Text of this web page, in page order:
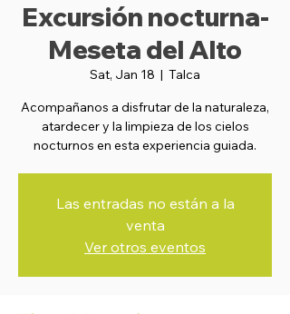
Excursión nocturna-
Meseta del Alto
Sat, Jan 18
  |
Talca
Acompañanos a disfrutar de la naturaleza,
atardecer y la limpieza de los cielos
nocturnos en esta experiencia guiada.
Las entradas no están a la
venta
Ver otros eventos